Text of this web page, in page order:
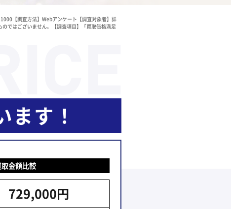
【調査方法】Webアンケート【調査対象者】詳
ではございません。【調査項目】「買取価格満足
ます！
金額比較
729,000円